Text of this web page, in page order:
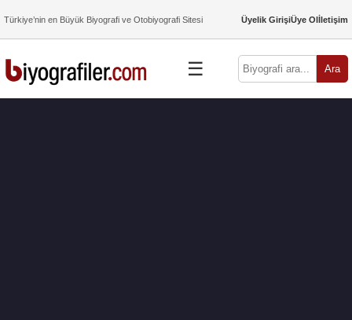
Türkiye’nin en Büyük Biyografi ve Otobiyografi Sitesi Üyelik GirişiÜye Olİletişim
☰ Ara